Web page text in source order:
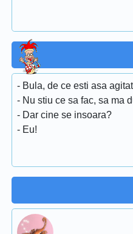
- Bula, de ce esti asa
- Nu stiu ce sa fac, sa ma
- Dar cine se insoara?
- Eu!